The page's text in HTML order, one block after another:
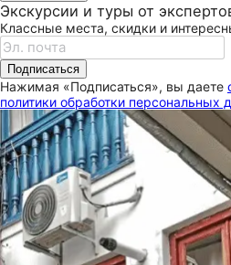
Экскурсии и туры от
Классные места, скидки и
Подписаться
Нажимая «Подписаться», вы даете
политики обработки персональных